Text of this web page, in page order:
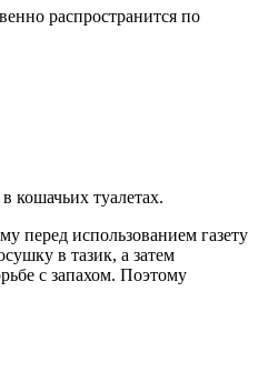
распространится по
кошачьих туалетах.
перед использованием газету
в тазик, а затем
с запахом. Поэтому